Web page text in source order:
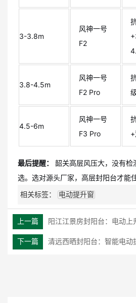
3-3.8m
风神一号
F2
3.8-4.5m
风神一号
F2 Pro
4.5-6m
风神一号
F3 Pro
最后提醒：
韶关高层风压大，没有检
选。选对源头厂家，高层封阳台才能
相关标签： 电动提升窗
上一篇 阳江江景房封阳台：电动上
下一篇 清远西晒封阳台：智能电动